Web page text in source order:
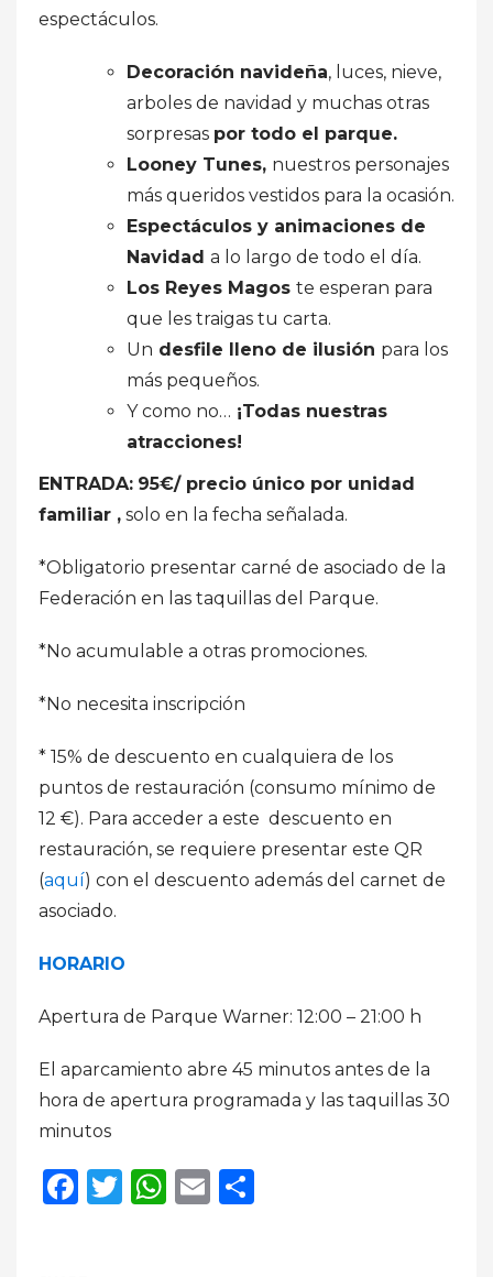
espectáculos.
Decoración navideña, luces, nieve,
arboles de navidad y muchas otras
sorpresas por todo el parque.
Looney Tunes, nuestros personajes
más queridos vestidos para la ocasión.
Espectáculos y animaciones de
Navidad a lo largo de todo el día.
Los Reyes Magos te esperan para
que les traigas tu carta.
Un desfile lleno de ilusión para los
más pequeños.
Y como no… ¡Todas nuestras
atracciones!
ENTRADA: 95€/ precio único por unidad
familiar , solo en la fecha señalada.
*Obligatorio presentar carné de asociado de la
Federación en las taquillas del Parque.
*No acumulable a otras promociones.
*No necesita inscripción
* 15% de descuento en cualquiera de los
puntos de restauración (consumo mínimo de
12 €). Para acceder a este descuento en
restauración, se requiere presentar este QR
(aquí) con el descuento además del carnet de
asociado.
HORARIO
Apertura de Parque Warner: 12:00 – 21:00 h
El aparcamiento abre 45 minutos antes de la
hora de apertura programada y las taquillas 30
minutos
Facebook
Twitter
WhatsApp
Email